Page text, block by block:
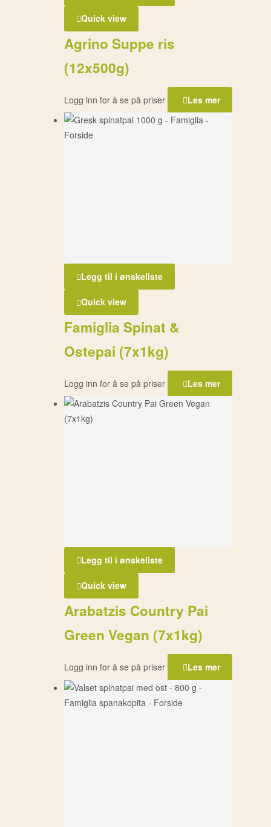
Quick view
Agrino Suppe ris
(12x500g)
Logg inn for å se på priser Les mer
Legg til i ønskeliste
Quick view
Famiglia Spinat &
Ostepai (7x1kg)
Logg inn for å se på priser Les mer
Legg til i ønskeliste
Quick view
Arabatzis Country Pai
Green Vegan (7x1kg)
Logg inn for å se på priser Les mer